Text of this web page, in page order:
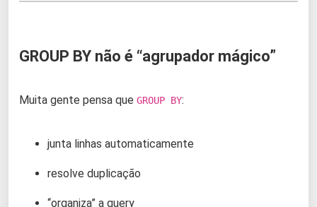
GROUP BY não é “agrupador mágico”
Muita gente pensa que GROUP BY:
junta linhas automaticamente
resolve duplicação
“organiza” a query